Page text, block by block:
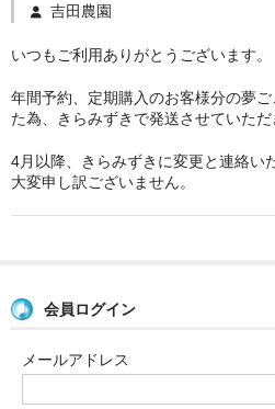
アクセス・地図
お知らせ
商品一覧
お勧め商品
吉田農園
いつもご利用ありがとうございます。
年間予約、定期購入のお客様分の夢
た為、きらみずきで発送させていただ
4月以降、きらみずきに変更と連絡い
大変申し訳ございません。
会員ログイン
メールアドレス